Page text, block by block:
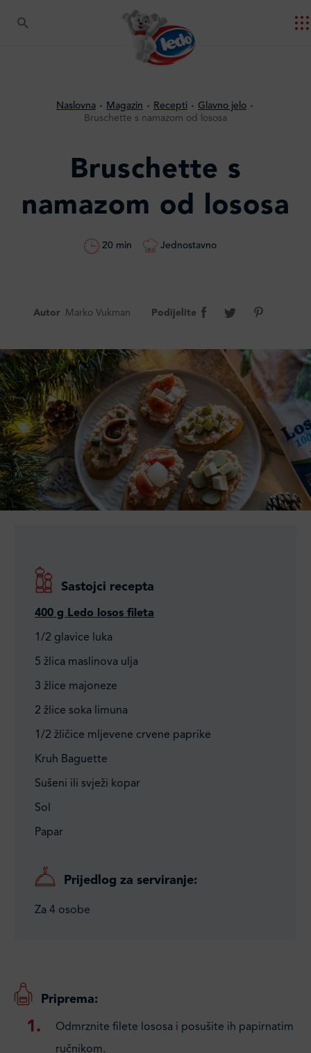
Naslovna Magazin Recepti
Glavno jelo
Bruschette s namazom od lososa
Bruschette s
namazom od lososa
20 min Jednostavno
Autor Marko Vukman Podijelite
Sastojci recepta
400 g Ledo losos fileta
1/2 glavice luka
5 žlica maslinova ulja
3 žlice majoneze
2 žlice soka limuna
1/2 žličice mljevene crvene paprike
Kruh Baguette
Sušeni ili svježi kopar
Sol
Papar
Prijedlog za serviranje:
Za 4 osobe
Priprema:
Odmrznite filete lososa i posušite ih papirnatim
ručnikom.